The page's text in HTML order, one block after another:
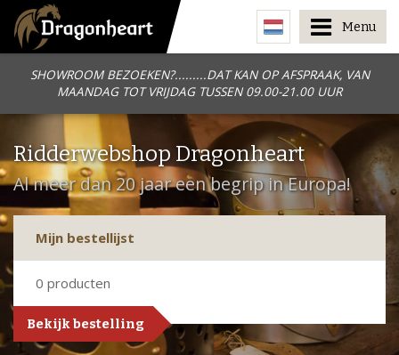
SHOWROOM BEZOEKEN?.........DAT KAN OP AFSPRAAK, VAN
MAANDAG TOT VRIJDAG TUSSEN 09.00-21.00 UUR
Menu
Ridderwebshop Dragonheart
Al meer dan 20 jaar een begrip in Europa!
Mijn bestellijst
0 producten
Bekijk bestelling